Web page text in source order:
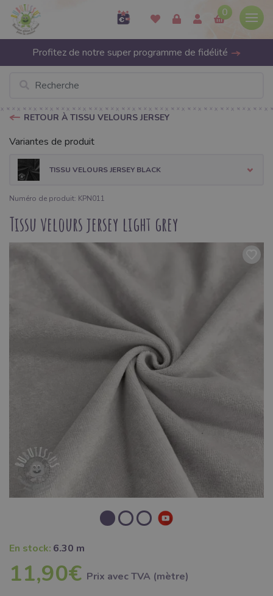
0
Profitez de notre super programme de fidélité
RETOUR À TISSU VELOURS JERSEY
Variantes de produit
TISSU VELOURS JERSEY BLACK
Numéro de produit: KPN011
Tissu velours jersey light grey
En stock: 6.30 m
11,90€ Prix ​​avec TVA (mètre)